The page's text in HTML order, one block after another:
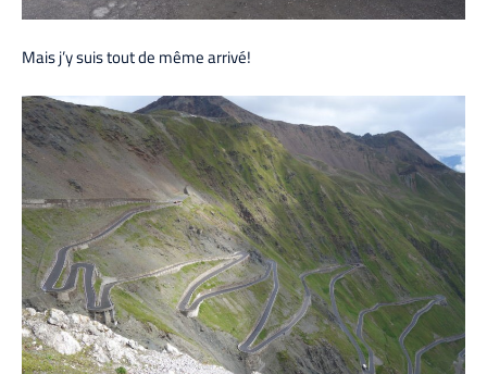
Mais j’y suis tout de même arrivé!